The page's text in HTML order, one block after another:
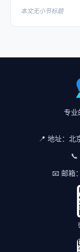
本文无小节标题
专业
📍 地址： 北
📞
📧 邮箱：